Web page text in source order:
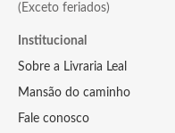
(Exceto feriados)
Institucional
Sobre a Livraria Leal
Mansão do caminho
Fale conosco